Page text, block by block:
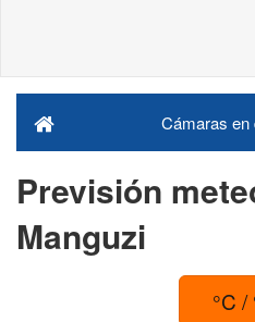
Cámaras en
Previsión
Manguzi
°C /